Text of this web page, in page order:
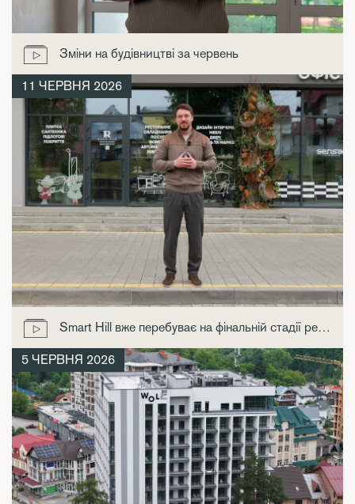
Зміни на будівництві за червень
11 ЧЕРВНЯ 2026
Smart Hill вже перебуває на фінальній стадії реалізації
5 ЧЕРВНЯ 2026